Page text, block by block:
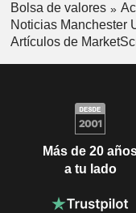
Bolsa de valores
Noticias Manchester
Artículos de
Más de 20
a tu lado